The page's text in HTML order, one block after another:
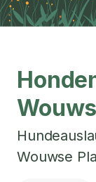
Wouwse